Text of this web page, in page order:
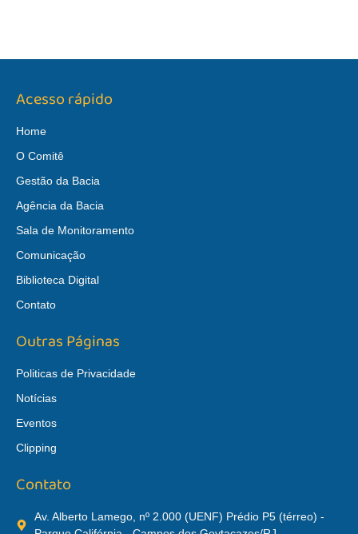
Acesso rápido
Home
O Comitê
Gestão da Bacia
Agência da Bacia
Sala de Monitoramento
Comunicação
Biblioteca Digital
Contato
Outras Páginas
Politicas de Privacidade
Notícias
Eventos
Clipping
Contato
Av. Alberto Lamego, nº 2.000 (UENF) Prédio P5 (térreo) -